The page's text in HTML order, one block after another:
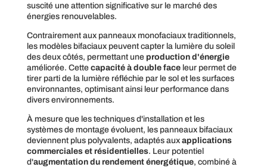
suscité une attention significative sur le marché des
énergies renouvelables.
Contrairement aux panneaux monofaciaux traditionnels,
les modèles bifaciaux peuvent capter la lumière du soleil
des deux côtés, permettant une production d'énergie
améliorée. Cette capacité à double faceleur permet de
tirer parti de la lumière réfléchie par le sol et les surfaces
environnantes, optimisant ainsi leur performance dans
divers environnements.
À mesure que les techniques d'installation et les
systèmes de montage évoluent, les panneaux bifaciaux
deviennent plus polyvalents, adaptés aux applications
commerciales et résidentielles. Leur potentiel
d'augmentation du rendement énergétique, combiné à